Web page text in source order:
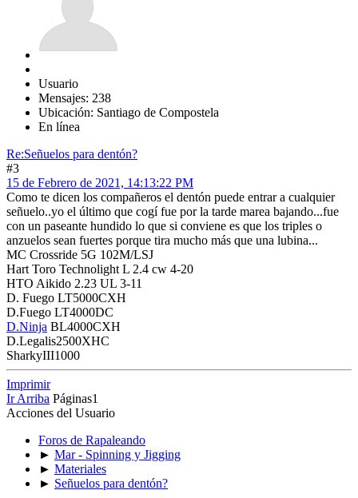
Usuario
Mensajes: 238
Ubicación: Santiago de Compostela
En línea
Re:Señuelos para dentón?
#3
15 de Febrero de 2021, 14:13:22 PM
Como te dicen los compañeros el dentón puede entrar a cualquier
señuelo..yo el último que cogí fue por la tarde marea bajando...fue
con un paseante hundido lo que si conviene es que los triples o
anzuelos sean fuertes porque tira mucho más que una lubina...
MC Crossride 5G 102M/LSJ
Hart Toro Technolight L 2.4 cw 4-20
HTO Aikido 2.23 UL 3-11
D. Fuego LT5000CXH
D.Fuego LT4000DC
D.Ninja BL4000CXH
D.Legalis2500XHC
SharkyIII1000
Imprimir
Ir Arriba Páginas1
Acciones del Usuario
Foros de Rapaleando
► Mar - Spinning y Jigging
► Materiales
► Señuelos para dentón?